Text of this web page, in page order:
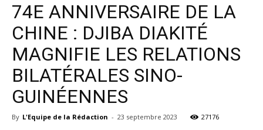
74E ANNIVERSAIRE DE LA
CHINE : DJIBA DIAKITÉ
MAGNIFIE LES RELATIONS
BILATÉRALES SINO-
GUINÉENNES
By L'Equipe de la Rédaction - 23 septembre 2023 27176